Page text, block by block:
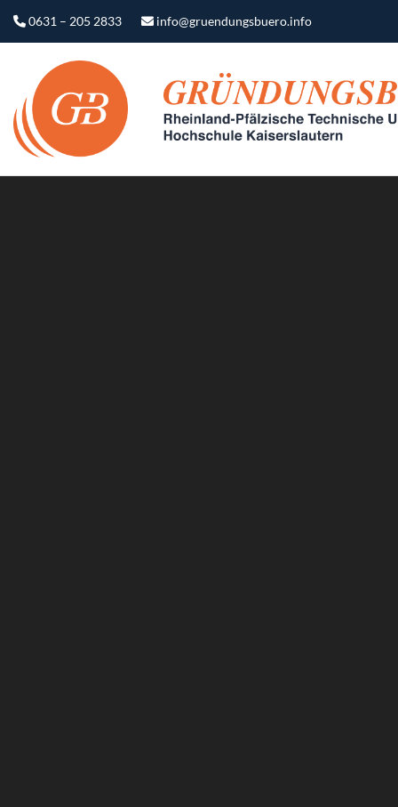
0631 – 205 2833 info@gruendungsbuero.info
Video-